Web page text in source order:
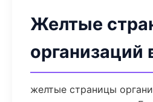
Желтые
организаций
желтые страницы